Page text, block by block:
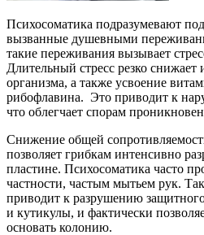
Психосоматика подразумевают
вызванные душевными
такие переживания вызывает
Длительный стресс резко
организма, а также усвоение
рибофлавина. Это приводит к
что облегчает спорам
Снижение общей
позволяет грибкам интенсивно
пластине. Психосоматика часто
частности, частым мытьем рук.
приводит к разрушению
и кутикулы, и фактически
основать колонию.